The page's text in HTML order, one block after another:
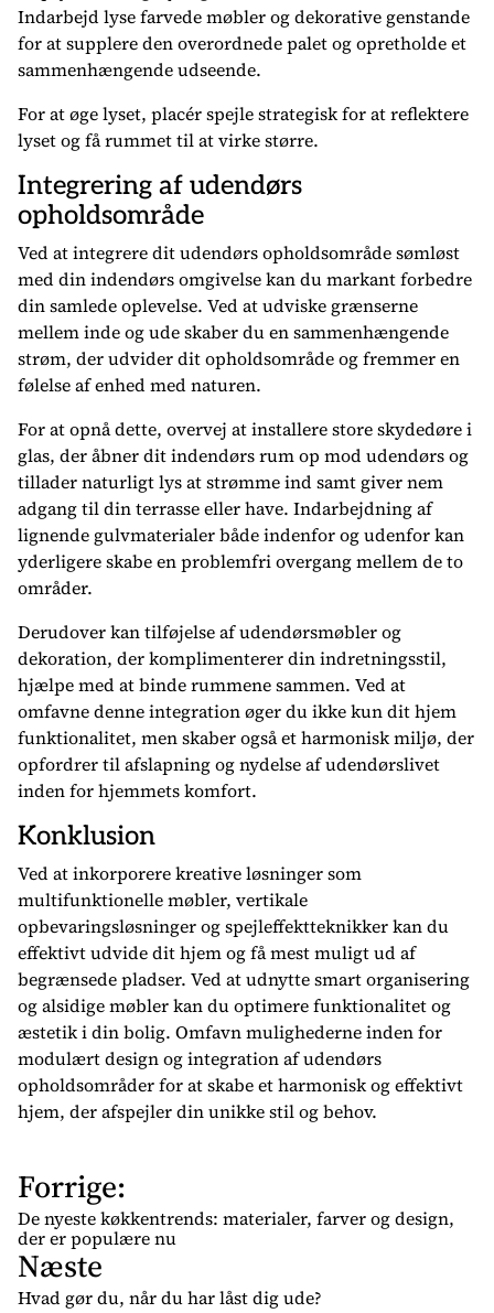
Indarbejd lyse farvede møbler og dekorative genstande
for at supplere den overordnede palet og opretholde et
sammenhængende udseende.
For at øge lyset, placér spejle strategisk for at reflektere
lyset og få rummet til at virke større.
Integrering af udendørs
opholdsområde
Ved at integrere dit udendørs opholdsområde sømløst
med din indendørs omgivelse kan du markant forbedre
din samlede oplevelse. Ved at udviske grænserne
mellem inde og ude skaber du en sammenhængende
strøm, der udvider dit opholdsområde og fremmer en
følelse af enhed med naturen.
For at opnå dette, overvej at installere store skydedøre i
glas, der åbner dit indendørs rum op mod udendørs og
tillader naturligt lys at strømme ind samt giver nem
adgang til din terrasse eller have. Indarbejdning af
lignende gulvmaterialer både indenfor og udenfor kan
yderligere skabe en problemfri overgang mellem de to
områder.
Derudover kan tilføjelse af udendørsmøbler og
dekoration, der komplimenterer din indretningsstil,
hjælpe med at binde rummene sammen. Ved at
omfavne denne integration øger du ikke kun dit hjem
funktionalitet, men skaber også et harmonisk miljø, der
opfordrer til afslapning og nydelse af udendørslivet
inden for hjemmets komfort.
Konklusion
Ved at inkorporere kreative løsninger som
multifunktionelle møbler, vertikale
opbevaringsløsninger og spejleffektteknikker kan du
effektivt udvide dit hjem og få mest muligt ud af
begrænsede pladser. Ved at udnytte smart organisering
og alsidige møbler kan du optimere funktionalitet og
æstetik i din bolig. Omfavn mulighederne inden for
modulært design og integration af udendørs
opholdsområder for at skabe et harmonisk og effektivt
hjem, der afspejler din unikke stil og behov.
I
n
d
l
æ
Forrige:
De nyeste køkkentrends: materialer, farver og design,
der er populære nu
Næste
Hvad gør du, når du har låst dig ude?